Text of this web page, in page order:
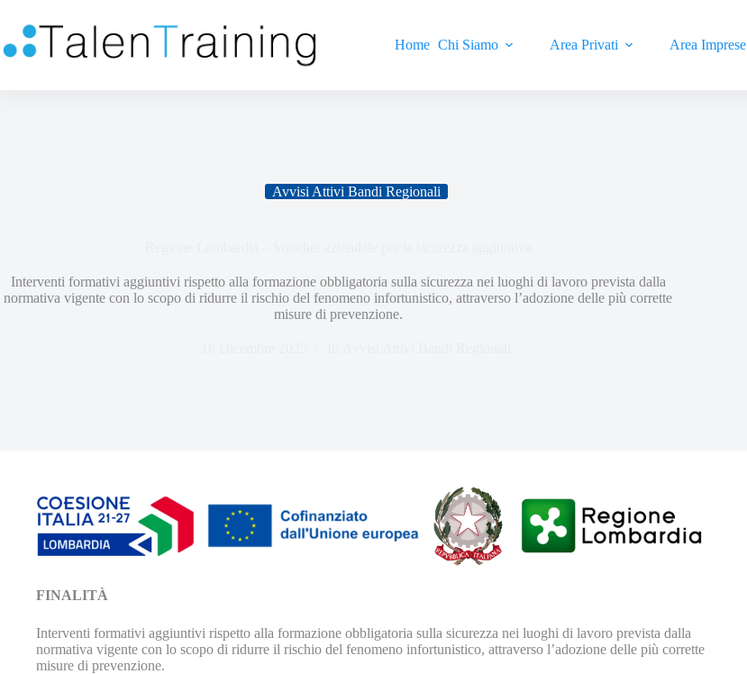
Home Chi Siamo Area Privati Area Imprese
Avvisi Attivi Bandi Regionali
Interventi formativi aggiuntivi rispetto alla formazione obbligatoria sulla sicurezza nei luoghi di lavoro prevista dalla
normativa vigente con lo scopo di ridurre il rischio del fenomeno infortunistico, attraverso l’adozione delle più corrette
misure di prevenzione.
FINALITÀ
Interventi formativi aggiuntivi rispetto alla formazione obbligatoria sulla sicurezza nei luoghi di lavoro prevista dalla
normativa vigente con lo scopo di ridurre il rischio del fenomeno infortunistico, attraverso l’adozione delle più corrette
misure di prevenzione.